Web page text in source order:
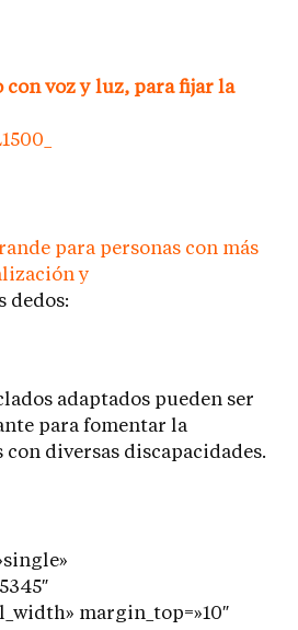
voz y luz, para fijar la
para personas con más
y
dedos:
adaptados pueden ser
para fomentar la
diversas discapacidades.
margin_top=»10″